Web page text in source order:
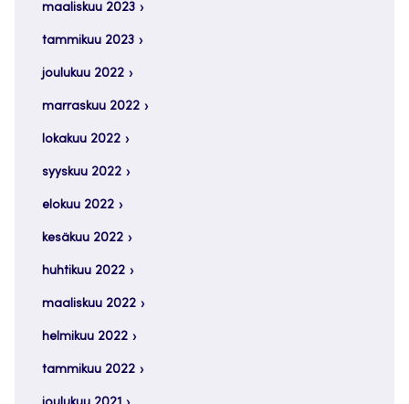
maaliskuu 2023
tammikuu 2023
joulukuu 2022
marraskuu 2022
lokakuu 2022
syyskuu 2022
elokuu 2022
kesäkuu 2022
huhtikuu 2022
maaliskuu 2022
helmikuu 2022
tammikuu 2022